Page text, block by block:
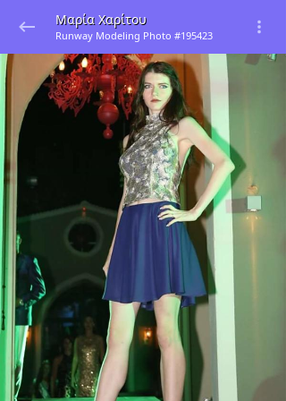
Μαρία Χαρίτου
Runway Modeling Photo #195423